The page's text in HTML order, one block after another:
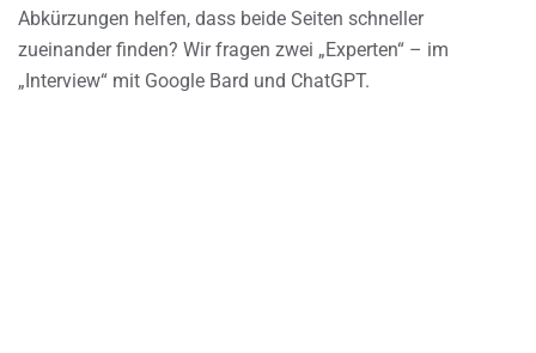
Abkürzungen helfen, dass beide Seiten schneller
zueinander finden? Wir fragen zwei „Experten“ – im
„Interview“ mit Google Bard und ChatGPT.